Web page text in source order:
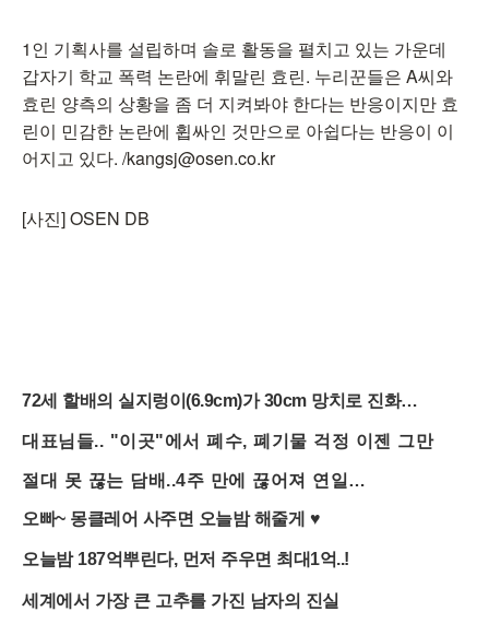
1인 기획사를 설립하며 솔로 활동을 펼치고 있는 가운데
갑자기 학교 폭력 논란에 휘말린 효린. 누리꾼들은 A씨와
효린 양측의 상황을 좀 더 지켜봐야 한다는 반응이지만 효
린이 민감한 논란에 휩싸인 것만으로 아쉽다는 반응이 이
어지고 있다. /kangsj@osen.co.kr
[사진] OSEN DB